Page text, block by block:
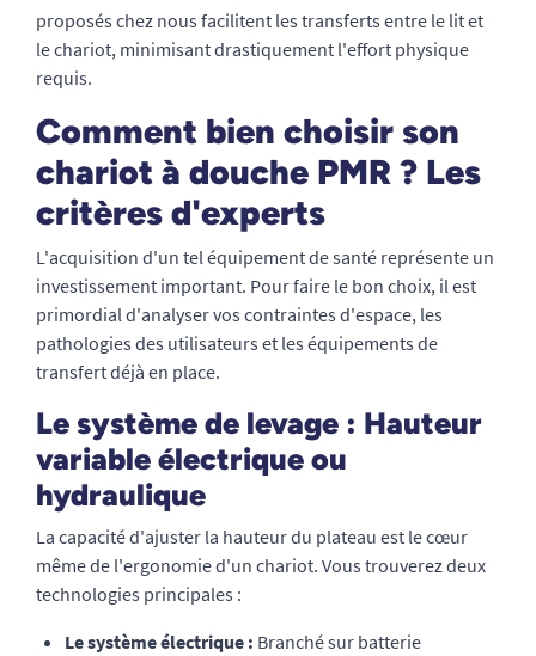
proposés chez nous facilitent les transferts entre le lit et
le chariot, minimisant drastiquement l'effort physique
requis.
Comment bien choisir son
chariot à douche PMR ? Les
critères d'experts
L'acquisition d'un tel équipement de santé représente un
investissement important. Pour faire le bon choix, il est
primordial d'analyser vos contraintes d'espace, les
pathologies des utilisateurs et les équipements de
transfert déjà en place.
Le système de levage : Hauteur
variable électrique ou
hydraulique
La capacité d'ajuster la hauteur du plateau est le cœur
même de l'ergonomie d'un chariot. Vous trouverez deux
technologies principales :
Le système électrique : Branché sur batterie